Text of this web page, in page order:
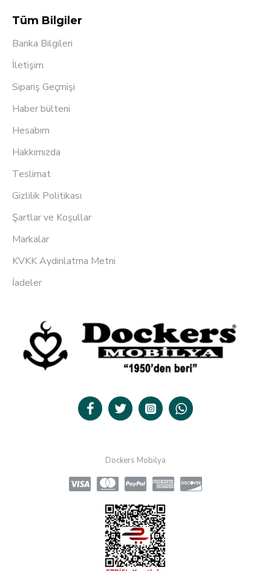
Tüm Bilgiler
Banka Bilgileri
İletişim
Sipariş Geçmişi
Haber bülteni
Hesabım
Hakkımızda
Teslimat
Gizlilik Politikası
Şartlar ve Koşullar
Markalar
KVKK Aydınlatma Metni
İadeler
Dockers Mobilya